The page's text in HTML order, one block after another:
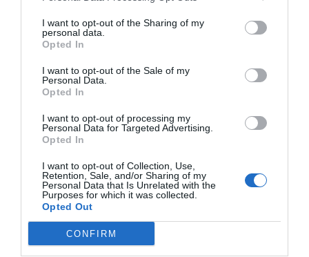
I want to opt-out of the Sharing of my
personal data.
Opted In
I want to opt-out of the Sale of my
Personal Data.
Opted In
I want to opt-out of processing my
Personal Data for Targeted Advertising.
Opted In
I want to opt-out of Collection, Use,
Retention, Sale, and/or Sharing of my
Personal Data that Is Unrelated with the
Purposes for which it was collected.
Opted Out
CONFIRM
Senaste nytt
06:00 NYHETER
Varg och björn utanför Hallstavik
KONSERVATIVA LEDARE
Miljöpartiets höjda drivmedelspriser är hat
mot landsbygden
NYHETER
Villapriser rusar – lägenheter backar kraftigt